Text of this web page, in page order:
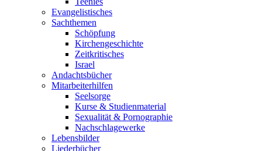
Evangelistisches
Sachthemen
Schöpfung
Kirchengeschichte
Zeitkritisches
Israel
Andachtsbücher
Mitarbeiterhilfen
Seelsorge
Kurse & Studienmaterial
Sexualität & Pornographie
Nachschlagewerke
Lebensbilder
Liederbücher